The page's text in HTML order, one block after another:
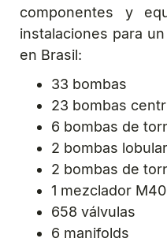
componentes y
instalaciones para
en Brasil:
33 bombas
23 bombas
6 bombas de
2 bombas
2 bombas de
1 mezclador M40
658 válvulas
6 manifolds